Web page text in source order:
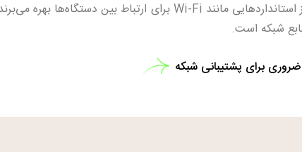
شبکه است.